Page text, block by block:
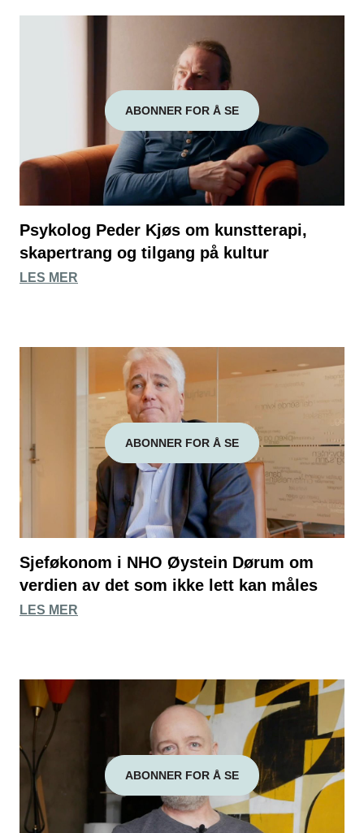
ABONNER FOR Å SE
Psykolog Peder Kjøs om kunstterapi,
skapertrang og tilgang på kultur
LES MER
ABONNER FOR Å SE
Sjeføkonom i NHO Øystein Dørum om
verdien av det som ikke lett kan måles
LES MER
ABONNER FOR Å SE